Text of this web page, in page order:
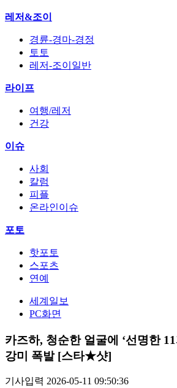
레저&조이
경륜-경마-경정
토토
레저-조이일반
라이프
여행/레저
건강
이슈
사회
칼럼
피플
온라인이슈
포토
핫포토
스포츠
연예
세계일보
PC화면
카즈하, 청순한 얼굴에 ‘선명한
강미 폭발 [스타★샷]
기사입력 2026-05-11 09:50:36